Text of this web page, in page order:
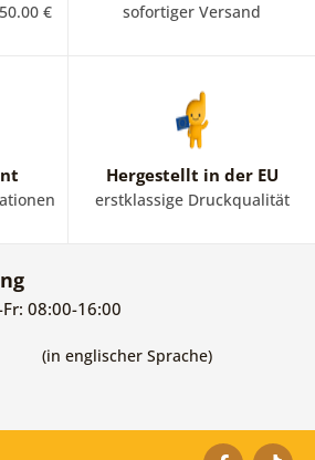
€ sofortiger Versand
Hergestellt in der EU
erstklassige Druckqualität
08:00-16:00
(in englischer Sprache)